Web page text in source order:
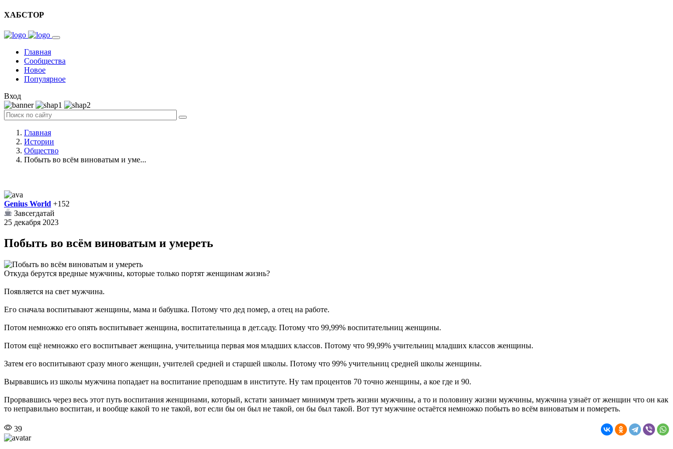
ХАБСТОР
Главная
Сообщества
Новое
Популярное
Вход
Главная
Истории
Общество
Побыть во всём виноватым и уме...
Genius World +152
Завсегдатай
25 декабря 2023
Побыть во всём виноватым и умереть
Откуда берутся вредные мужчины, которые только портят женщинам жизнь?
Появляется на свет мужчина.
Его сначала воспитывают женщины, мама и бабушка. Потому что дед помер, а отец на работе.
Потом немножко его опять воспитывает женщина, воспитательница в дет.саду. Потому что 99,99% воспитательниц женщины.
Потом ещё немножко его воспитывает женщина, учительница первая моя младших классов. Потому что 99,99% учительниц младших классов женщины.
Затем его воспитывают сразу много женщин, учителей средней и старшей школы. Потому что 99% учительниц средней школы женщины.
Вырвавшись из школы мужчина попадает на воспитание преподшам в институте. Ну там процентов 70 точно женщины, а кое где и 90.
Прорвавшись через весь этот путь воспитания женщинами, который, кстати занимает минимум треть жизни мужчины, а то и половину жизни мужчины, мужчина узнаёт от женщин что он как
то неправильно воспитан, и вообще какой то не такой, вот если бы он был не такой, он бы был такой. Вот тут мужчине остаётся немножко побыть во всём виноватым и помереть.
39